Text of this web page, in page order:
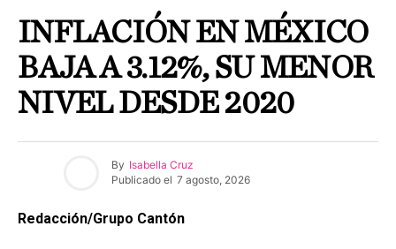
INFLACIÓN EN MÉXICO
BAJA A 3.12%, SU MENOR
NIVEL DESDE 2020
By Isabella Cruz
Publicado el 7 agosto, 2026
Redacción/Grupo Cantón